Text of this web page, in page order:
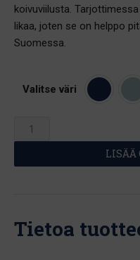
koivuviilusta.
likaa, joten se on helppo
Suomessa.
Valitse väri
Viilupuinen
iso
määrä
LISÄÄ
Tietoa